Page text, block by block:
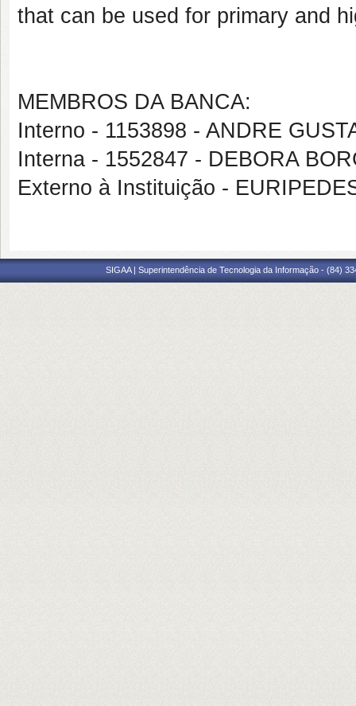
that can be used for primary and
MEMBROS DA BANCA:
Interno - 1153898 - ANDRE
Interna - 1552847 - DEBORA
Externo à Instituição -
SIGAA | Superintendência de Tecnologia da Informação - (84)